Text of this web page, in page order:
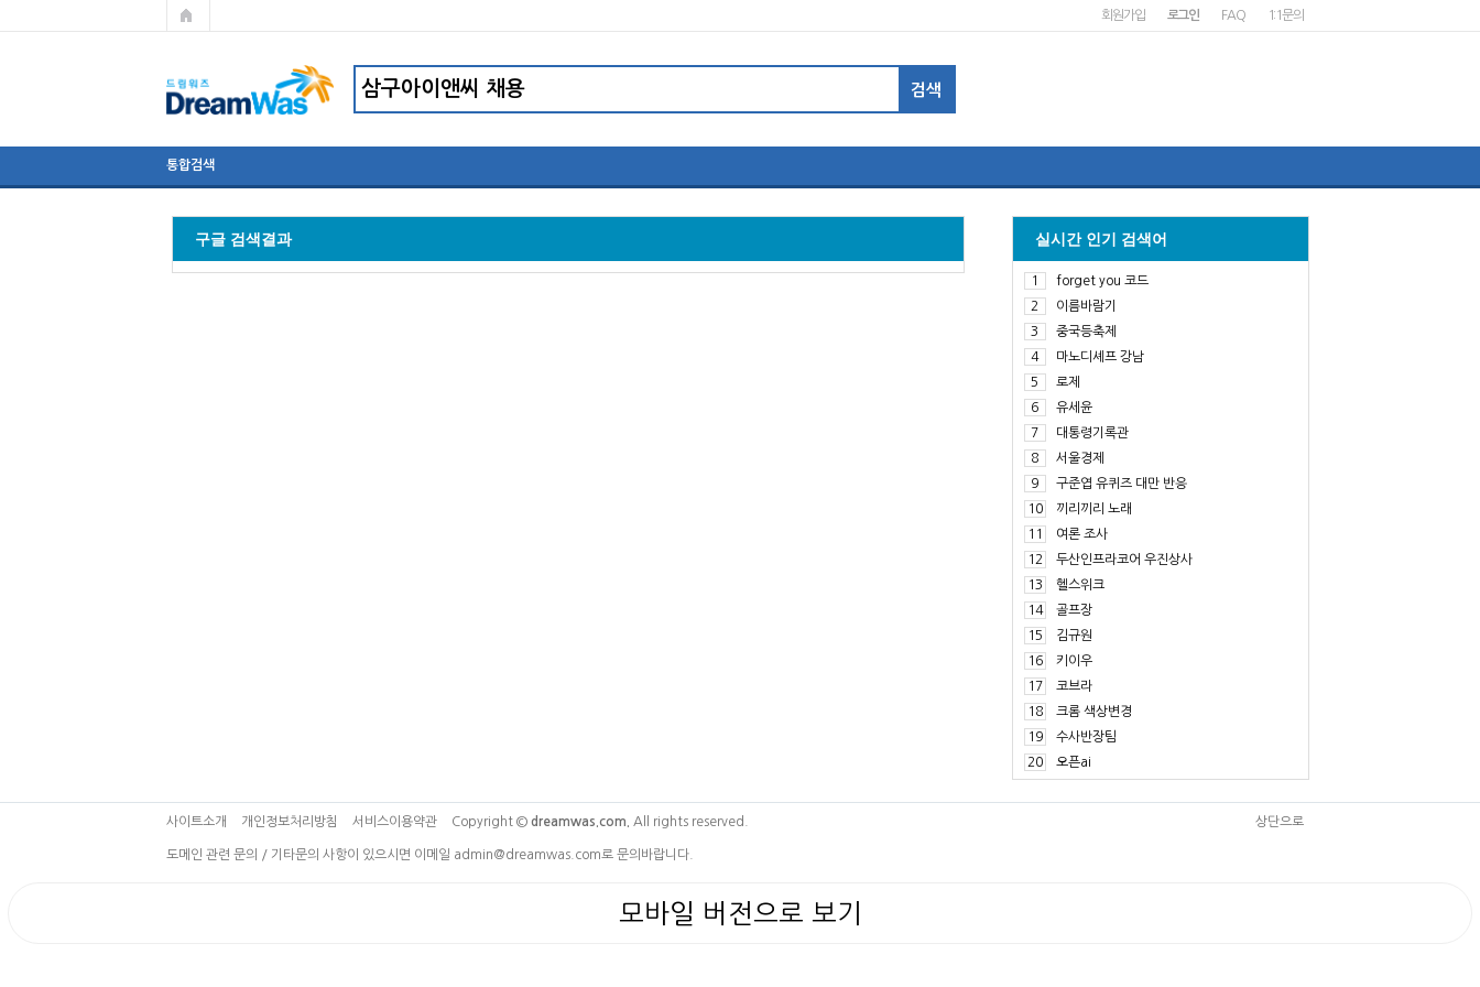
회원가입 로그인 FAQ 1:1문의
통합검색
실시간 인기 검색어
1
forget you 코드
2
이름바람기
3
중국등축제
4
마노디셰프 강남
5
로제
6
유세윤
7
대통령기록관
8
서울경제
9
구준엽 유퀴즈 대만 반응
10
끼리끼리 노래
11
여론 조사
12
두산인프라코어 우진상사
13
헬스위크
14
골프장
15
김규원
16
키이우
17
코브라
18
크롬 색상변경
19
수사반장팀
20
오픈ai
구글 검색결과
사이트소개 개인정보처리방침 서비스이용약관 Copyright © dreamwas.com. All rights reserved. 상단으로
도메인 관련 문의 / 기타문의 사항이 있으시면 이메일 admin@dreamwas.com로 문의바랍니다.
모바일 버전으로 보기